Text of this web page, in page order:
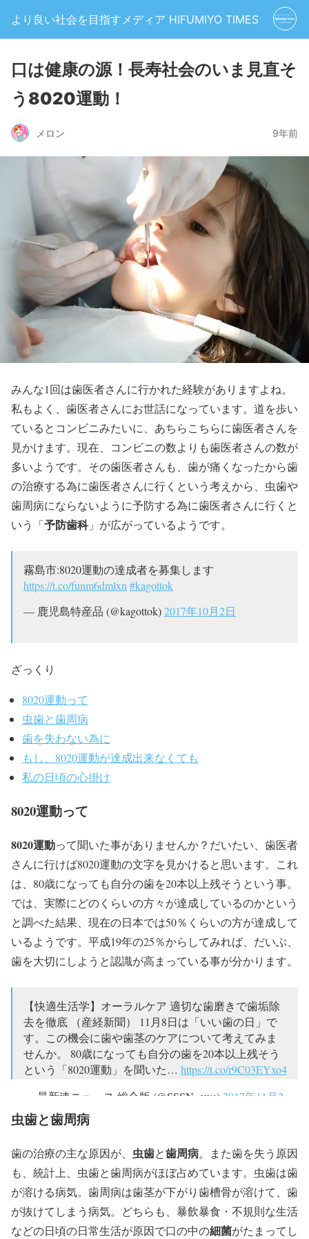
より良い社会を目指すメディア HIFUMIYO TIMES
口は健康の源！長寿社会のいま見直そ
う8020運動！
メロン 9年前
みんな1回は歯医者さんに行かれた経験がありますよね。
私もよく、歯医者さんにお世話になっています。道を歩い
ているとコンビニみたいに、あちらこちらに歯医者さんを
見かけます。現在、コンビニの数よりも歯医者さんの数が
多いようです。その歯医者さんも、歯が痛くなったから歯
の治療する為に歯医者さんに行くという考えから、虫歯や
歯周病にならないように予防する為に歯医者さんに行くと
いう「予防歯科」が広がっているようです。
霧島市:8020運動の達成者を募集します
https://t.co/funm6dmlxn #kagottok
— 鹿児島特産品 (@kagottok)2017年10月2日
ざっくり
8020運動って
虫歯と歯周病
歯を失わない為に
もし、8020運動が達成出来なくても
私の日頃の心掛け
8020運動って
8020運動って聞いた事がありませんか？だいたい、歯医者
さんに行けば8020運動の文字を見かけると思います。これ
は、80歳になっても自分の歯を20本以上残そうという事。
では、実際にどのくらいの方々が達成しているのかという
と調べた結果、現在の日本では50％くらいの方が達成して
いるようです。平成19年の25％からしてみれば、だいぶ、
歯を大切にしようと認識が高まっている事が分かります。
【快適生活学】オーラルケア 適切な歯磨きで歯垢除
去を徹底 （産経新聞） 11月8日は「いい歯の日」で
す。この機会に歯や歯茎のケアについて考えてみま
せんか。 80歳になっても自分の歯を20本以上残そう
という「8020運動」を聞いた… https://t.co/r9C03EYxo4
— 最新速ニュース 総合版 (@SSSN_ews) 2017年11月2
日
虫歯と歯周病
歯の治療の主な原因が、 虫歯と歯周病。また歯を失う原因
も、統計上、虫歯と歯周病がほぼ占めています。虫歯は歯
が溶ける病気。歯周病は歯茎が下がり歯槽骨が溶けて、歯
が抜けてしまう病気。どちらも、暴飲暴食・不規則な生活
などの日頃の日常生活が原因で口の中の細菌がたまってし